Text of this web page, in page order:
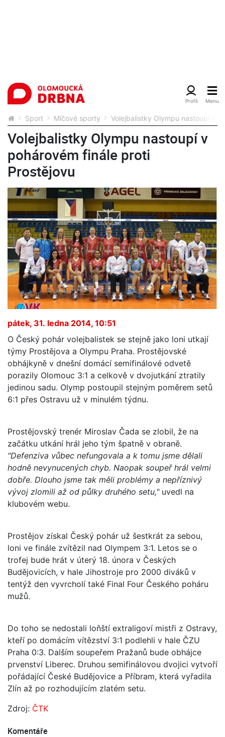
Sport Míčové sporty Volejbalistky Olympu nastoupí v
Volejbalistky Olympu nastoupí v
pohárovém finále proti
Prostějovu
pátek, 31. ledna 2014, 10:51
O Český pohár volejbalistek se stejně jako loni utkají
týmy Prostějova a Olympu Praha. Prostějovské
obhájkyně v dnešní domácí semifinálové odvetě
porazily Olomouc 3:1 a celkově v dvojutkání ztratily
jedinou sadu. Olymp postoupil stejným poměrem setů
6:1 přes Ostravu už v minulém týdnu.
Prostějovský trenér Miroslav Čada se zlobil, že na
začátku utkání hrál jeho tým špatně v obraně.
"Defenziva vůbec nefungovala a k tomu jsme dělali
hodně nevynucených chyb. Naopak soupeř hrál velmi
dobře. Dlouho jsme tak měli problémy a nepříznivý
vývoj zlomili až od půlky druhého setu,"uvedl na
klubovém webu.
Prostějov získal Český pohár už šestkrát za sebou,
loni ve finále zvítězil nad Olympem 3:1. Letos se o
trofej bude hrát v úterý 18. února v Českých
Budějovicích, v hale Jihostroje pro 2000 diváků v
tentýž den vyvrcholí také Final Four Českého poháru
mužů.
Do toho se nedostali loňští extraligoví mistři z Ostravy,
kteří po domácím vítězství 3:1 podlehli v hale ČZU
Praha 0:3. Dalším soupeřem Pražanů bude obhájce
prvenství Liberec. Druhou semifinálovou dvojici vytvoří
pořádající České Budějovice a Příbram, která vyřadila
Zlín až po rozhodujícím zlatém setu.
Zdroj: ČTK
Komentáře